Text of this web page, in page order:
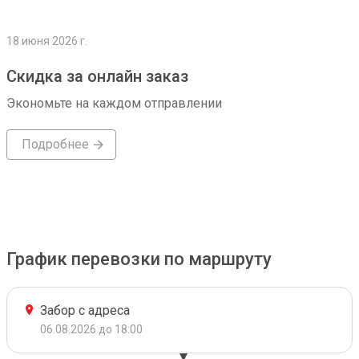
18 июня 2026 г.
Скидка за онлайн заказ
Экономьте на каждом отправлении
Подробнее
График перевозки по маршруту
Забор с адреса
06.08.2026 до 18:00